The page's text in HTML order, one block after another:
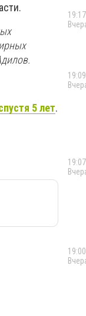
5 лет.
19:17
19:09
19:07
19:00